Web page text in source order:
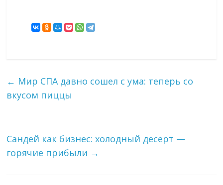
← Мир СПА давно сошел с ума: теперь со
вкусом пиццы
Сандей как бизнес: холодный десерт —
горячие прибыли →